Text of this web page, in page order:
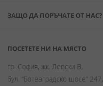
ЗАЩО ДА ПОРЪЧАТЕ ОТ НАС?
ПОСЕТЕТЕ НИ НА МЯСТО
гр. София, жк. Левски В,
бул. “Ботевградско шосе” 247,